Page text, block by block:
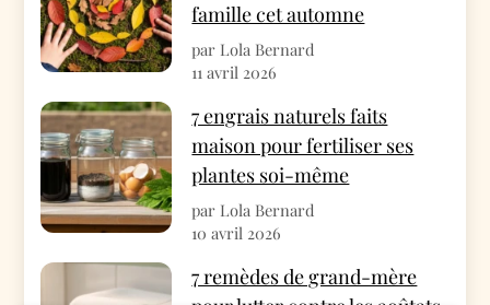
famille cet automne
par Lola Bernard
11 avril 2026
7 engrais naturels faits
maison pour fertiliser ses
plantes soi-même
par Lola Bernard
10 avril 2026
7 remèdes de grand-mère